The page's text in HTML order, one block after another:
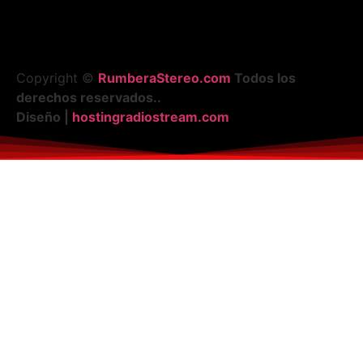
Copyright © RumberaStereo.com Todos los
derechos reservados..
Diseño | hostingradiostream.com